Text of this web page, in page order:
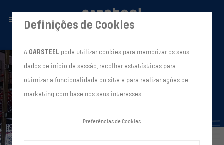
Definições de Cookies
A GARSTEEL pode utilizar cookies para memorizar os seus
dados de início de sessão, recolher estatísticas para
otimizar a funcionalidade do site e para realizar ações de
marketing com base nos seus interesses.
Preferências de Cookies